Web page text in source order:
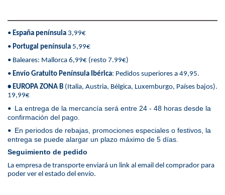
• España península 3,99€
• Portugal península 5,99€
• Baleares: Mallorca 6,99€ (resto 7.99€)
• Envío Gratuito Península Ibérica: Pedidos superiores a 49,95.
• EUROPA ZONA B (Italia, Austria, Bélgica, Luxemburgo, Países bajos).
19,99€
• La entrega de la mercancía será entre 24 - 48 horas desde la
confirmación del pago.
• En periodos de rebajas, promociones especiales o festivos, la
entrega se puede alargar un plazo máximo de 5 días.
Seguimiento de pedido
La empresa de transporte enviará un link al email del comprador para
poder ver el estado del envío.